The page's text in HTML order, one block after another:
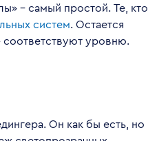
– самый простой. Те, кто
систем. Остается
соответствуют уровню.
Он как бы есть, но